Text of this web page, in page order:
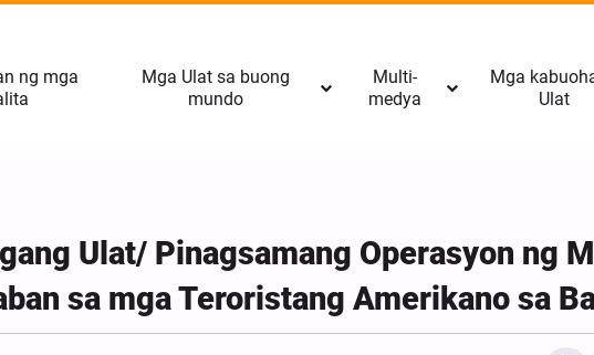
ng mga
Mga Ulat sa buong
mundo
Multi-
medya
Mga
Ulat
Ulat/ Pinagsamang Operasyon ng
sa mga Teroristang Amerikano sa